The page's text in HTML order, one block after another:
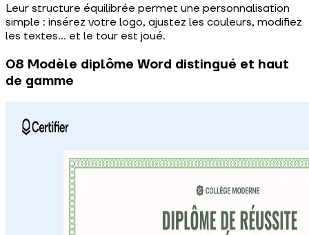
Leur structure équilibrée permet une personnalisation
simple : insérez votre logo, ajustez les couleurs, modifiez
les textes… et le tour est joué.
08 Modèle diplôme Word distingué et haut
de gamme